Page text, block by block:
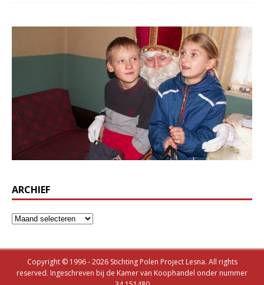
ARCHIEF
Copyright © 1996 - 2026 Stichting Polen Project Lesna. All rights
reserved. Ingeschreven bij de Kamer van Koophandel onder nummer